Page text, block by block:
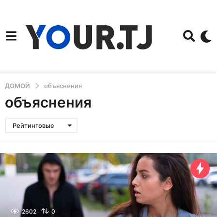
ДОМОЙ объяснения
объяснения
Рейтинговые
2602 0